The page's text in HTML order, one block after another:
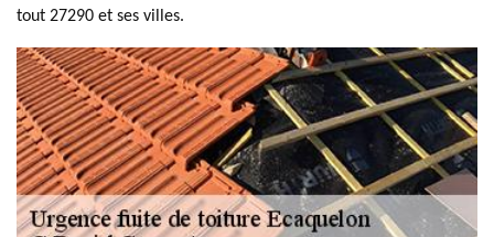
tout 27290 et ses villes.